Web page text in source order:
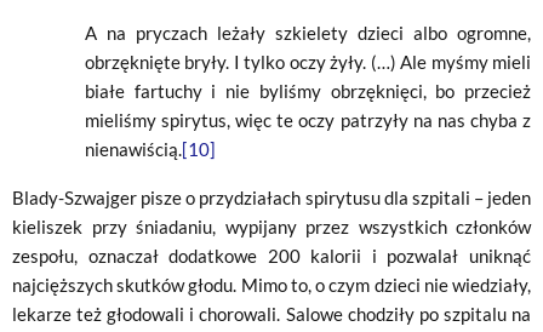
A na pryczach leżały szkielety dzieci albo ogromne,
obrzęknięte bryły. I tylko oczy żyły. (…) Ale myśmy mieli
białe fartuchy i nie byliśmy obrzęknięci, bo przecież
mieliśmy spirytus, więc te oczy patrzyły na nas chyba z
nienawiścią.[10]
Blady-Szwajger pisze o przydziałach spirytusu dla szpitali – jeden
kieliszek przy śniadaniu, wypijany przez wszystkich członków
zespołu, oznaczał dodatkowe 200 kalorii i pozwalał uniknąć
najcięższych skutków głodu. Mimo to, o czym dzieci nie wiedziały,
lekarze też głodowali i chorowali. Salowe chodziły po szpitalu na